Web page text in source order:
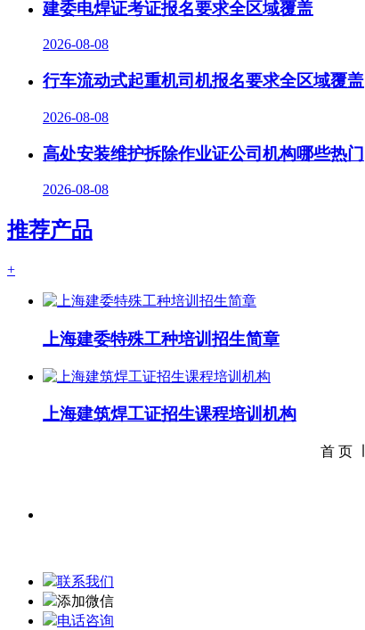
建委电焊证考证报名要求全区域覆盖
2026-08-08
行车流动式起重机司机报名要求全区域覆盖
2026-08-08
高处安装维护拆除作业证公司机构哪些热门
2026-08-08
推荐产品
+
上海建委特殊工种培训招生简章
上海建筑焊工证招生课程培训机构
首 页 ∣
联系我们
添加微信
电话咨询